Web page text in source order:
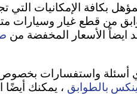
بكافة الإمكانيات التي
من قطع غيار وسيارات
الأسعار المخفضة من
أسئلة واستفسارات
بالطوابق ، يمكنك أيضًا